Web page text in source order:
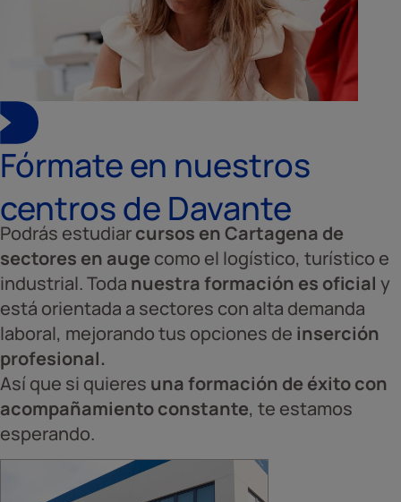
Fórmate en nuestros
centros de Davante
Podrás estudiarcursos en Cartagena de
sectores en auge como el logístico, turístico e
industrial. Toda nuestra formación es oficial y
está orientada a sectores con alta demanda
laboral, mejorando tus opciones de inserción
profesional.
Así que si quieres una formación de éxito con
acompañamiento constante, te estamos
esperando.